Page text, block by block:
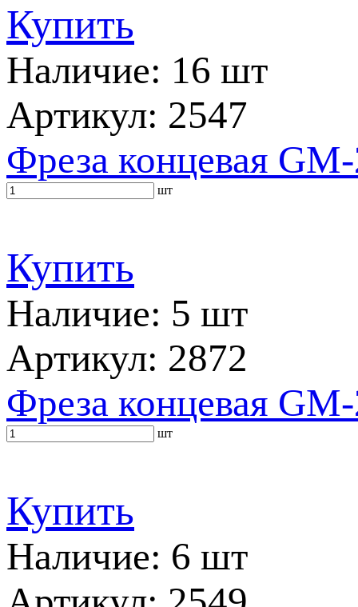
Купить
Наличие: 16 шт
Артикул: 2547
Фреза концевая
шт
Купить
Наличие: 5 шт
Артикул: 2872
Фреза концевая
шт
Купить
Наличие: 6 шт